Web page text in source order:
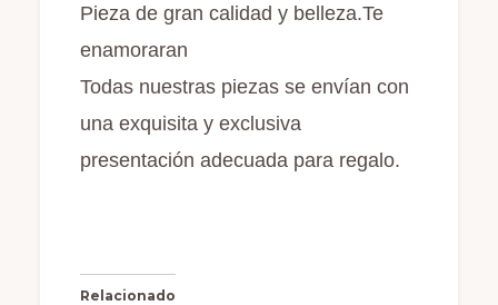
Pieza de gran calidad y belleza.Te
enamoraran
Todas nuestras piezas se envían con
una exquisita y exclusiva
presentación adecuada para regalo.
Relacionado